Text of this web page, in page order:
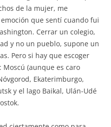
de la mujer, me
que sentí cuando fui
Cerrar un colegio,
y no un pueblo, supone un
Pero si hay que escoger
(aunque es caro
Ekaterimburgo,
y el lago Baikal, Ulán-Udé